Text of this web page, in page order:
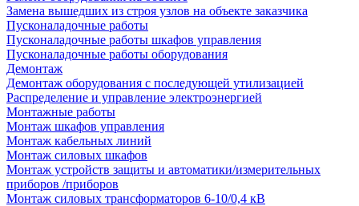
Замена вышедших из строя узлов на объекте заказчика
Пусконаладочные работы
Пусконаладочные работы шкафов управления
Пусконаладочные работы оборудования
Демонтаж
Демонтаж оборудования с последующей утилизацией
Распределение и управление электроэнергией
Монтажные работы
Монтаж шкафов управления
Монтаж кабельных линий
Монтаж силовых шкафов
Монтаж устройств защиты и автоматики/измерительных
приборов /приборов
Монтаж силовых трансформаторов 6-10/0,4 кВ